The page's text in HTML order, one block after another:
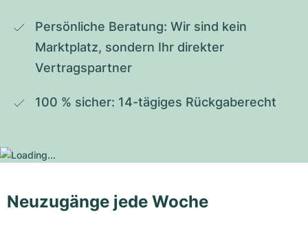
Persönliche Beratung: Wir sind kein
Marktplatz, sondern Ihr direkter
Vertragspartner
100 % sicher: 14-tägiges Rückgaberecht
Neuzugänge jede Woche